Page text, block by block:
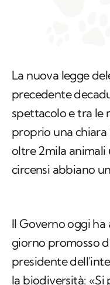
La nuova legge
precedente
spettacolo e tra le
proprio una
oltre 2mila
circensi abbiano
Il Governo oggi
giorno promosso
presidente
la biodiversità: